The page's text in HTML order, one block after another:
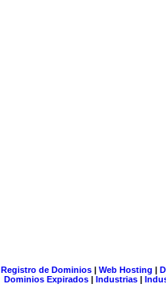
Registro de Dominios| Web Hosting |
Dominios Expirados | Industrias |